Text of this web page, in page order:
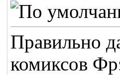
Правильно
комиксов